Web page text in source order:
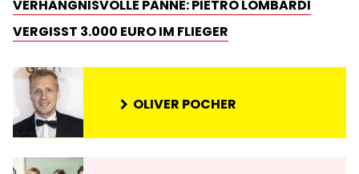
VERHÄNGNISVOLLE PANNE: PIETRO LOMBARDI
VERGISST 3.000 EURO IM FLIEGER
OLIVER POCHER